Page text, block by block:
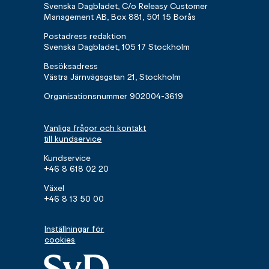
Svenska Dagbladet, C/o Releasy Customer
Management AB, Box 881, 501 15 Borås
Postadress redaktion
Svenska Dagbladet, 105 17 Stockholm
Besöksadress
Västra Järnvägsgatan 21, Stockholm
Organisationsnummer 902004-3619
Vanliga frågor och kontakt
till kundservice
Kundservice
+46 8 618 02 20
Växel
+46 8 13 50 00
Inställningar för
cookies